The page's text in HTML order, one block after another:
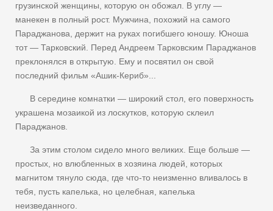
грузинской женщины, которую он обожал. В углу —
манекен в полный рост. Мужчина, похожий на самого
Параджанова, держит на руках погибшего юношу. Юноша
тот — Тарковский. Перед Андреем Тарковским Параджанов
преклонялся в открытую. Ему и посвятил он свой
последний фильм «Ашик-Кериб»...
В середине комнатки — широкий стол, его поверхность
украшена мозаикой из лоскутков, которую склеил
Параджанов.
За этим столом сидело много великих. Еще больше —
простых, но влюбленных в хозяина людей, которых
магнитом тянуло сюда, где что-то неизменно вливалось в
тебя, пусть капелька, но целебная, капелька
неизведанного.